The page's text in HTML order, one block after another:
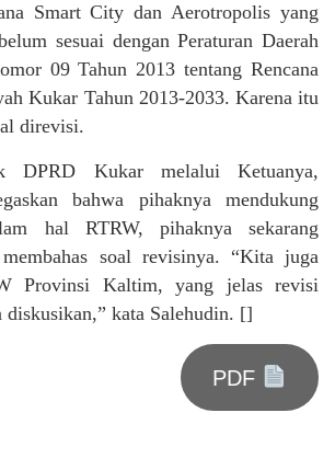
Smart City dan Aerotropolis yang
sesuai dengan Peraturan Daerah
09 Tahun 2013 tentang Rencana
Kukar Tahun 2013-2033. Karena itu
direvisi.
DPRD Kukar melalui Ketuanya,
bahwa pihaknya mendukung
hal RTRW, pihaknya sekarang
soal revisinya. “Kita juga
Provinsi Kaltim, yang jelas revisi
diskusikan,” kata Salehudin. []
PDF